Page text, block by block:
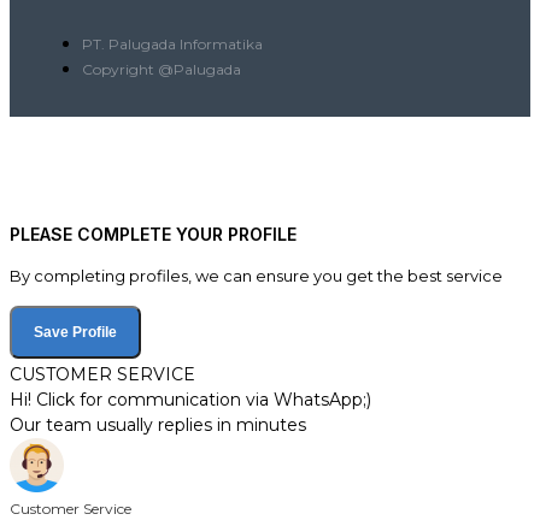
PT. Palugada Informatika
Copyright @Palugada
PLEASE COMPLETE YOUR PROFILE
By completing profiles, we can ensure you get the best service
Save Profile
CUSTOMER SERVICE
Hi! Click for communication via WhatsApp;)
Our team usually replies in minutes
Customer Service